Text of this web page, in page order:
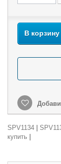
В корзину
SPV1134
купить